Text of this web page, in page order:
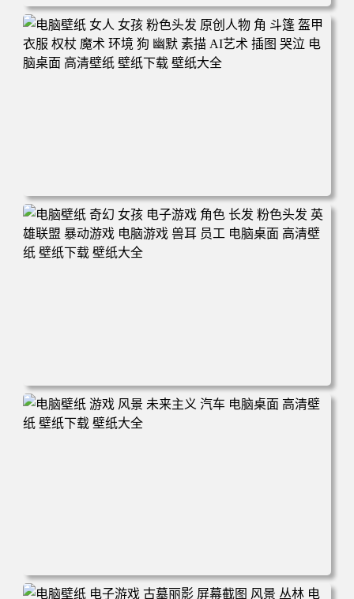
电脑壁纸 奇幻 女孩 眼罩 英雄联盟 电脑桌面 高清壁纸 壁纸
下载 壁纸大全
电脑壁纸 女人 女孩 粉色头发 原创人物 角 斗篷 盔甲 衣服
权杖 魔术 环境 狗 幽默 素描 AI艺术 插图 哭泣 电脑桌面 高
清壁纸 壁纸下载 壁纸大全
电脑壁纸 奇幻 女孩 电子游戏 角色 长发 粉色头发 英雄联盟
暴动游戏 电脑游戏 兽耳 员工 电脑桌面 高清壁纸 壁纸下载
电脑壁纸 游戏 风景 未来主义 汽车 电脑桌面 高清壁纸 壁纸